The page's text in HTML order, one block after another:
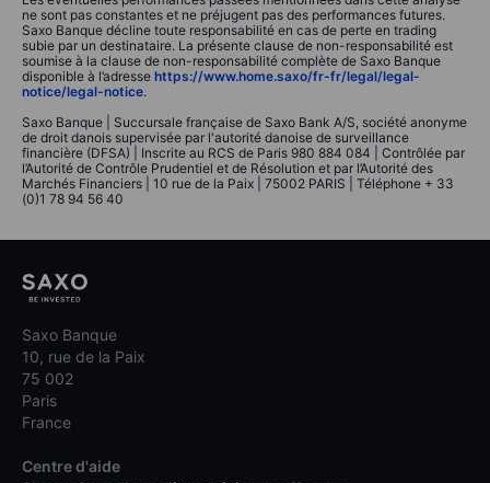
ne sont pas constantes et ne préjugent pas des performances futures.
Saxo Banque décline toute responsabilité en cas de perte en trading
subie par un destinataire. La présente clause de non-responsabilité est
soumise à la clause de non-responsabilité complète de Saxo Banque
disponible à l’adresse https://www.home.saxo/fr-fr/legal/legal-
notice/legal-notice.
Saxo Banque | Succursale française de Saxo Bank A/S, société anonyme
de droit danois supervisée par l'autorité danoise de surveillance
financière (DFSA) | Inscrite au RCS de Paris 980 884 084 | Contrôlée par
l’Autorité de Contrôle Prudentiel et de Résolution et par l’Autorité des
Marchés Financiers | 10 rue de la Paix | 75002 PARIS | Téléphone + 33
(0)1 78 94 56 40
Saxo Banque
10, rue de la Paix
75 002
Paris
France
Centre d'aide